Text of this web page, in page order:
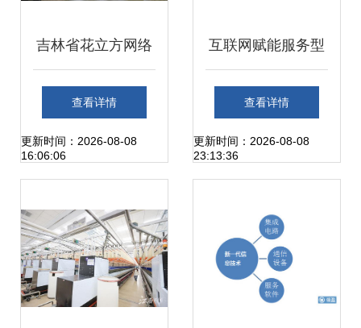
吉林省花立方网络
科技 引领创新的网
络技术服务提供商
查看详情
更新时间：2026-08-08
16:06:06
互联网赋能服务型
制造 网络技术服务
的核心价值与未来
查看详情
更新时间：2026-08-08
23:13:36